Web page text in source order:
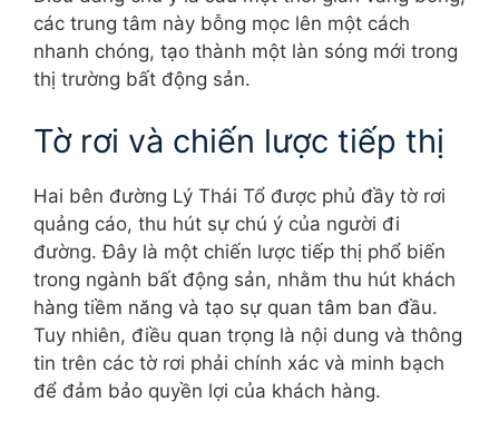
các trung tâm này bỗng mọc lên một cách
nhanh chóng, tạo thành một làn sóng mới trong
thị trường bất động sản.
Tờ rơi và chiến lược tiếp thị
Hai bên đường Lý Thái Tổ được phủ đầy tờ rơi
quảng cáo, thu hút sự chú ý của người đi
đường. Đây là một chiến lược tiếp thị phổ biến
trong ngành bất động sản, nhằm thu hút khách
hàng tiềm năng và tạo sự quan tâm ban đầu.
Tuy nhiên, điều quan trọng là nội dung và thông
tin trên các tờ rơi phải chính xác và minh bạch
để đảm bảo quyền lợi của khách hàng.